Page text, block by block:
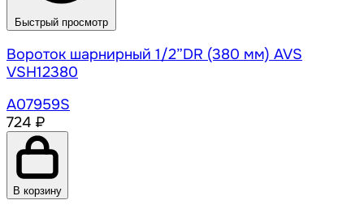
Быстрый просмотр
Вороток шарнирный 1/2”DR (380 мм) AVS
VSH12380
A07959S
724 ₽
В корзину